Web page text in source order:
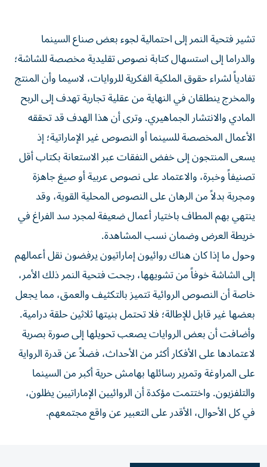
تشير فتحية النمر إلى احتمالية لجوء بعض صناع السينما
والدراما إلى استسهال كتابة نصوص تقليدية مخصصة للشاشة؛
تفادياً لشراء حقوق الملكية الفكرية للروايات، لاسيما وأن المنتج
والمخرج ينطلقان في النهاية من عقلية تجارية تهدف إلى الربح
المادي والانتشار الجماهيري. وترى أن هذا الهدف قد تحققه
الأعمال المخصصة للسينما أو النصوص غير الإماراتية؛ إذ
يسعى المنتجون إلى خفض النفقات عبر الاستعانة بكتاب أقل
تصنيفاً وخبرة، والاعتماد على نصوص عربية أو صيغ جاهزة
ومجربة بدلاً من الرهان على النصوص المحلية القوية، وقد
ينتهي بهم المطاف باختيار أعمال ضعيفة لمجرد سد الفراغ في
خريطة العرض وضمان نسب المشاهدة.
وحول ما إذا كان هناك روائيون إماراتيون يرفضون نقل أعمالهم
إلى الشاشة خوفاً من تشويهها، رجحت فتحية النمر ذلك الأمر،
خاصة أن النصوص الروائية تتميز بالتكثيف والعمق، مما يجعل
بعضها غير قابل للإطالة؛ فلا تحتمل بنيتها ثلاثين حلقة درامية.
وأضافت أن بعض الروايات يصعب تحويلها إلى صورة بصرية
لاعتمادها على الأفكار أكثر من الأحداث، فضلاً عن قدرة الرواية
على المراوغة وتمرير رسائلها بهامش حرية أكبر من السينما
والتلفزيون. واختتمت مؤكدة أن الروائيين الإماراتيين يظلون،
في كل الأحوال، الأقدر على التعبير عن واقع مجتمعهم.